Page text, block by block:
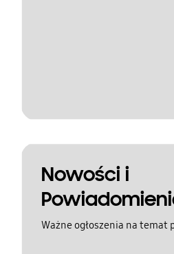
Nowości i
Ważne ogłoszenia na temat